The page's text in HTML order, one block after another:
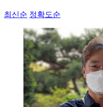
최신순 정확도순